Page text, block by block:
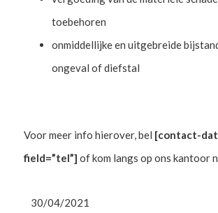
toebehoren
onmiddellijke en uitgebreide
ongeval of diefstal
Voor meer info hierover, bel [contact-
field=”tel”] of kom langs op ons kantoor
30/04/2021